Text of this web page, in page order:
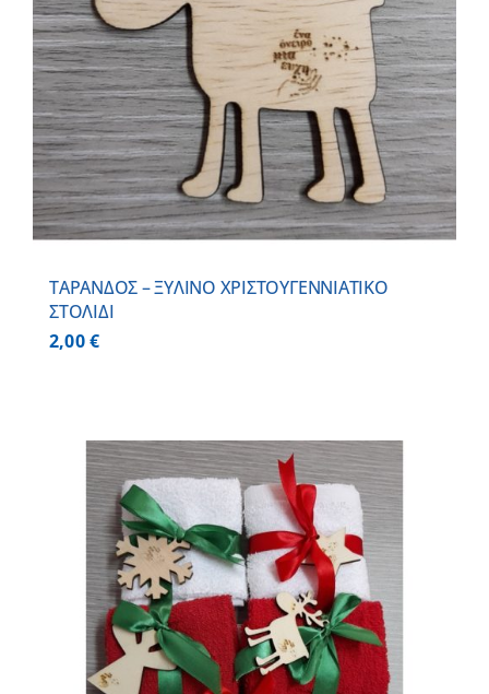
ΤΑΡΑΝΔΟΣ – ΞΥΛΙΝO ΧΡΙΣΤΟΥΓΕΝΝΙΑΤΙΚO
ΣΤΟΛΙΔΙ
2,00€